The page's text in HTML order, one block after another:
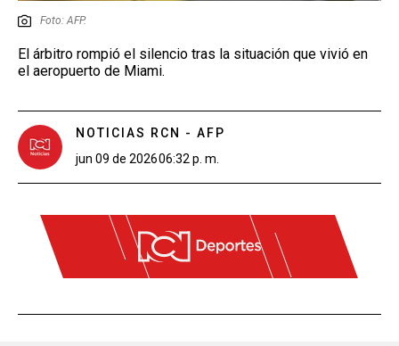
Foto: AFP.
El árbitro rompió el silencio tras la situación que vivió en
el aeropuerto de Miami.
NOTICIAS RCN - AFP
jun 09 de 202606:32 p. m.